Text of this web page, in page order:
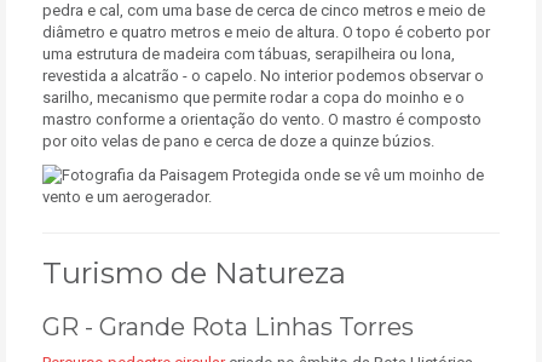
pedra e cal, com uma base de cerca de cinco metros e meio de
diâmetro e quatro metros e meio de altura. O topo é coberto por
uma estrutura de madeira com tábuas, serapilheira ou lona,
revestida a alcatrão - o capelo. No interior podemos observar o
sarilho, mecanismo que permite rodar a copa do moinho e o
mastro conforme a orientação do vento. O mastro é composto
por oito velas de pano e cerca de doze a quinze búzios.
Turismo de Natureza
GR - Grande Rota Linhas Torres